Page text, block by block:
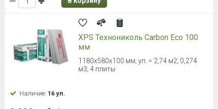
XPS Технониколь Carbon Eco 100
мм
1180x580x100 мм; уп. = 2,74 м2; 0,274
м3; 4 плиты
Наличие: 16 уп.